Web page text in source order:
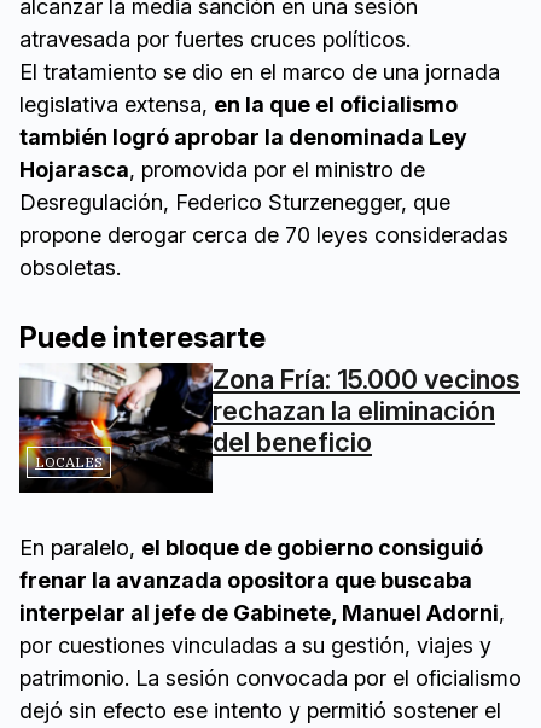
alcanzar la media sanción en una sesión
atravesada por fuertes cruces políticos.
El tratamiento se dio en el marco de una jornada
legislativa extensa, en la que el oficialismo
también logró aprobar la denominada Ley
Hojarasca, promovida por el ministro de
Desregulación, Federico Sturzenegger, que
propone derogar cerca de 70 leyes consideradas
obsoletas.
Puede interesarte
LOCALES
Zona Fría: 15.000 vecinos
rechazan la eliminación
del beneficio
En paralelo, el bloque de gobierno consiguió
frenar la avanzada opositora que buscaba
interpelar al jefe de Gabinete, Manuel Adorni,
por cuestiones vinculadas a su gestión, viajes y
patrimonio. La sesión convocada por el oficialismo
dejó sin efecto ese intento y permitió sostener el